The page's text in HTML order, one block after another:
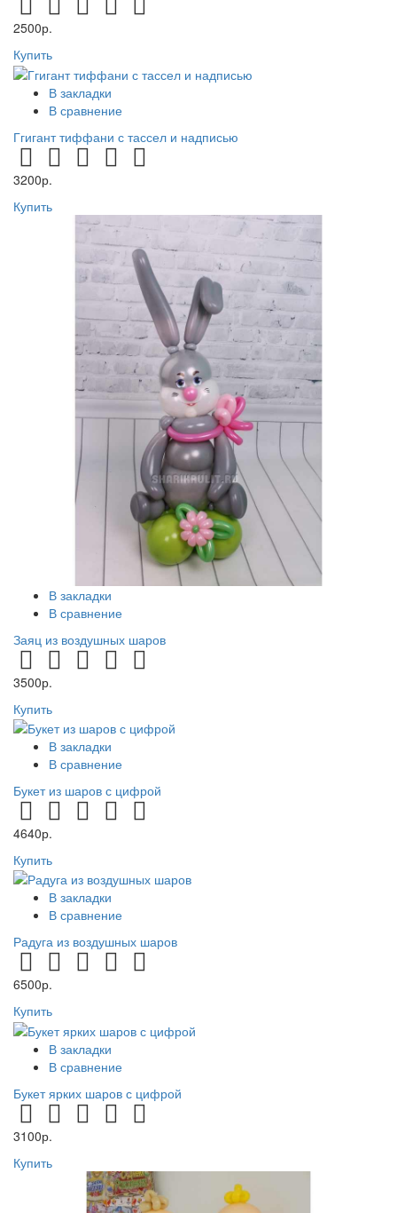
2500р.
Купить
В закладки
В сравнение
Ггигант тиффани с тассел и надписью
3200р.
Купить
В закладки
В сравнение
Заяц из воздушных шаров
3500р.
Купить
В закладки
В сравнение
Букет из шаров с цифрой
4640р.
Купить
В закладки
В сравнение
Радуга из воздушных шаров
6500р.
Купить
В закладки
В сравнение
Букет ярких шаров с цифрой
3100р.
Купить